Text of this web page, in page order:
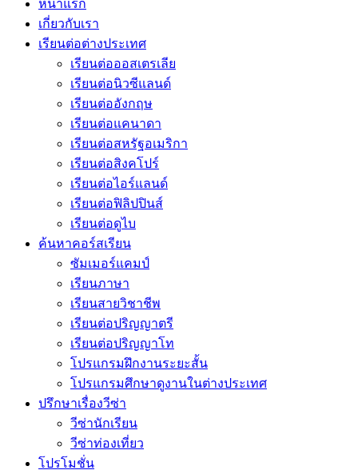
หน้าแรก
เกี่ยวกับเรา
เรียนต่อต่างประเทศ
เรียนต่อออสเตรเลีย
เรียนต่อนิวซีแลนด์
เรียนต่ออังกฤษ
เรียนต่อแคนาดา
เรียนต่อสหรัฐอเมริกา
เรียนต่อสิงคโปร์
เรียนต่อไอร์แลนด์
เรียนต่อฟิลิปปินส์
เรียนต่อดูไบ
ค้นหาคอร์สเรียน
ซัมเมอร์แคมป์
เรียนภาษา
เรียนสายวิชาชีพ
เรียนต่อปริญญาตรี
เรียนต่อปริญญาโท
โปรแกรมฝึกงานระยะสั้น
โปรแกรมศึกษาดูงานในต่างประเทศ
ปรึกษาเรื่องวีซ่า
วีซ่านักเรียน
วีซ่าท่องเที่ยว
โปรโมชั่น